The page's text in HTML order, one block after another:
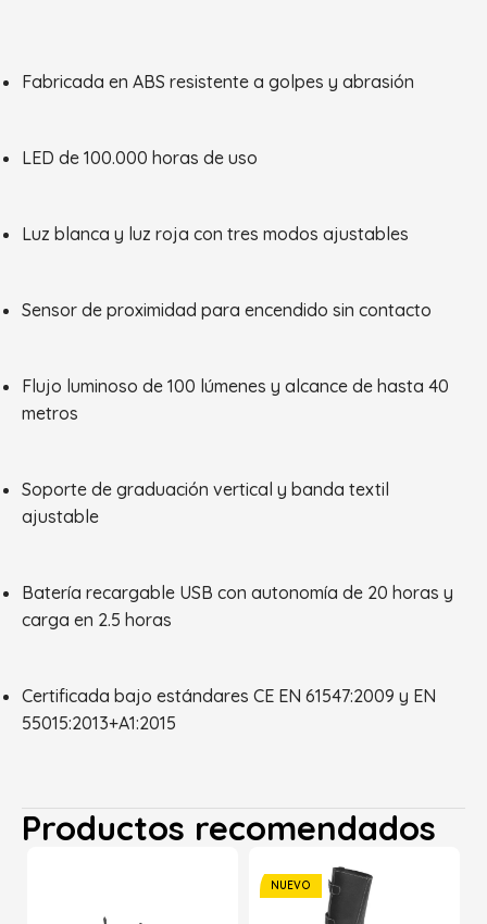
Fabricada en ABS resistente a golpes y abrasión
LED de 100.000 horas de uso
Luz blanca y luz roja con tres modos ajustables
Sensor de proximidad para encendido sin contacto
Flujo luminoso de 100 lúmenes y alcance de hasta 40
metros
Soporte de graduación vertical y banda textil
ajustable
Batería recargable USB con autonomía de 20 horas y
carga en 2.5 horas
Certificada bajo estándares CE EN 61547:2009 y EN
55015:2013+A1:2015
Productos recomendados
NUEVO